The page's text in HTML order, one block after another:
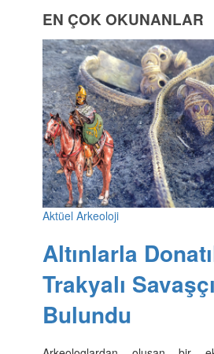
EN ÇOK OKUNANLAR
Aktüel Arkeoloji
Altınlarla
Trakyalı
Bulundu